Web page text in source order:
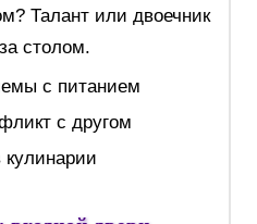
Талант или двоечник
столом.
с питанием
с другом